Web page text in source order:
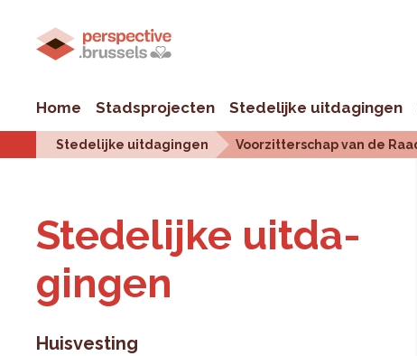
Home Stadsprojecten Stedelijke uitdagingen
Stedelijke uitdagingen Voorzitterschap van de
Ste­de­lij­ke uit­da­
gin­gen
Huisvesting